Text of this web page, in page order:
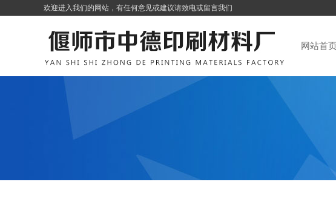
欢迎进入我们的网站，有任何意见或建议请致电或留言我们
网站首